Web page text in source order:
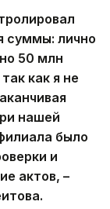
суммы: лично
50 млн
как я не
нашей
было
и
актов, –